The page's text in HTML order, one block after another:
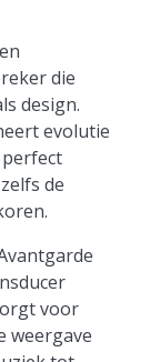
die
design.
evolutie
de
voor
weergave